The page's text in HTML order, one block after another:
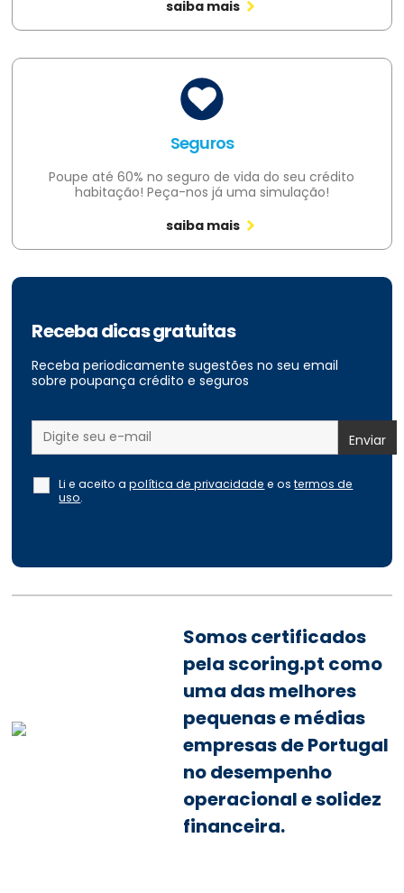
saiba mais
Seguros
Poupe até 60% no seguro de vida do seu crédito
habitação! Peça-nos já uma simulação!
saiba mais
Receba dicas gratuitas
Receba periodicamente sugestões no seu email
sobre poupança crédito e seguros
Li e aceito apolítica de privacidade e ostermos de
uso.
Somos certificados
pela scoring.pt como
uma das melhores
pequenas e médias
empresas de Portugal
no desempenho
operacional e solidez
financeira.